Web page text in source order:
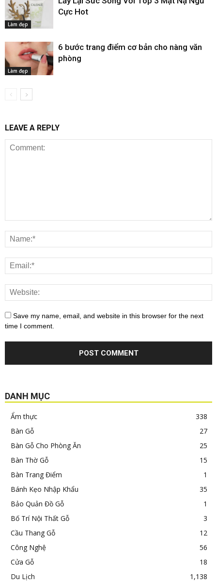
Làm đẹp
Cực Hot
Làm đẹp
6 bước trang điểm cơ bản cho nàng văn
phòng
LEAVE A REPLY
Save my name, email, and website in this browser for the next
time I comment.
DANH MỤC
Ẩm thực
338
Bàn Gỗ
27
Bàn Gỗ Cho Phòng Ăn
25
Bàn Thờ Gỗ
15
Bàn Trang Điểm
1
Bánh Kẹo Nhập Khẩu
35
Bảo Quản Đồ Gỗ
1
Bố Trí Nội Thất Gỗ
3
Cầu Thang Gỗ
12
Công Nghệ
56
Cửa Gỗ
18
Du Lịch
1,138